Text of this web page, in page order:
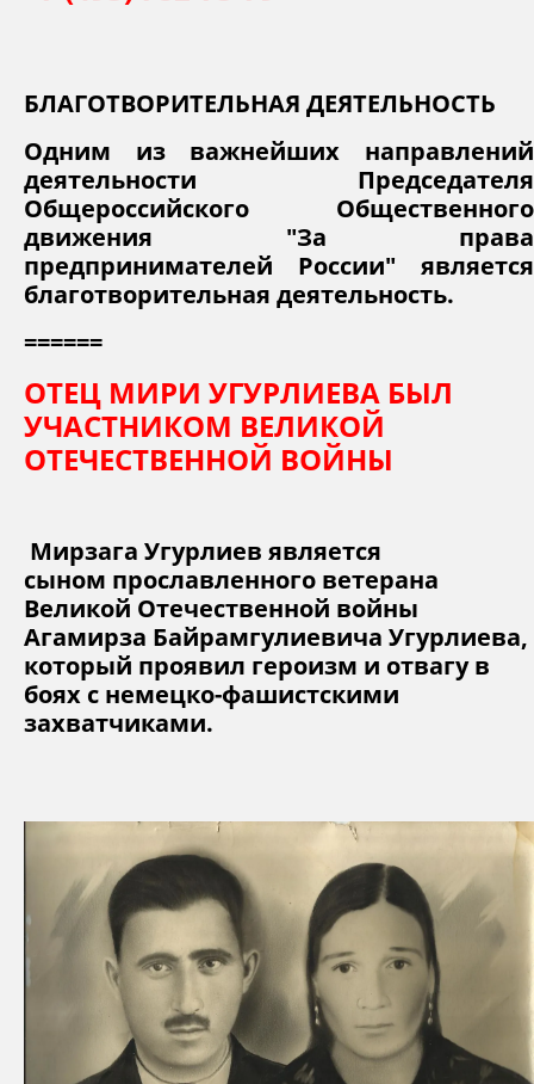
БЛАГОТВОРИТЕЛЬНАЯ ДЕЯТЕЛЬНОСТЬ
Одним из важнейших направлений
деятельности Председателя
Общероссийского Общественного
движения "За права
предпринимателей России" является
благотворительная деятельность.
======
ОТЕЦ МИРИ УГУРЛИЕВА БЫЛ
УЧАСТНИКОМ ВЕЛИКОЙ
ОТЕЧЕСТВЕННОЙ ВОЙНЫ
Мирзага Угурлиев является
сыном прославленного ветерана
Великой Отечественной войны
Агамирза Байрамгулиевича Угурлиева,
который проявил героизм и отвагу в
боях с немецко-фашистскими
захватчиками.